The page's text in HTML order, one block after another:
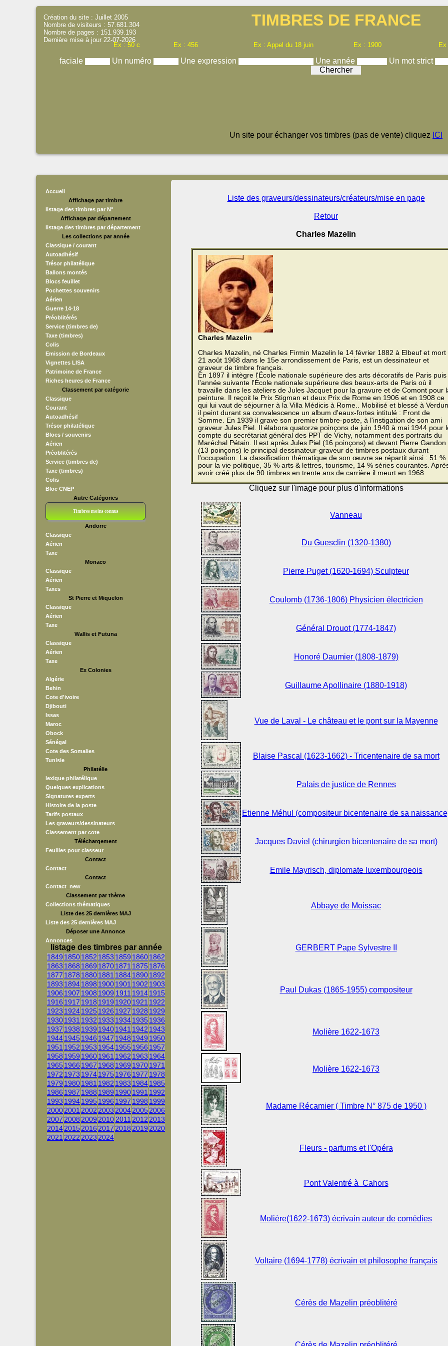
TIMBRES DE FRANCE
Ex : 50 c Ex : 456 Ex : Appel du 18 juin Ex : 1900
faciale Un numéro Une expression Une année Un mot strict
Création du site : Juillet 2005
Nombre de visiteurs : 57.681.304
Nombre de pages : 151.939.193
Dernière mise à jour 22-07-2026
Un site pour échanger vos timbres (pas de vente) cliquez ICI
Accueil
Affichage par timbre
listage des timbres par N°
Affichage par département
listage des timbres par département
Les collections par année
Classique / courant
Autoadhésif
Trésor philatélique
Ballons montés
Blocs feuillet
Pochettes souvenirs
Aérien
Guerre 14-18
Préoblitérés
Service (timbres de)
Taxe (timbres)
Colis
Emission de Bordeaux
Vignettes LISA
Patrimoine de France
Riches heures de France
Classement par catégorie
Classique
Courant
Autoadhésif
Trésor philatélique
Blocs / souvenirs
Aérien
Préoblitérés
Service (timbres de)
Taxe (timbres)
Colis
Bloc CNEP
Autre Catégories
Timbres moins connus
Andorre
Classique
Aérien
Taxe
Monaco
Classique
Aérien
Taxes
St Pierre et Miquelon
Classique
Aérien
Taxe
Wallis et Futuna
Classique
Aérien
Taxe
Ex Colonies
Algérie
Behin
Cote d'ivoire
Djibouti
Issas
Maroc
Obock
Sénégal
Cote des Somalies
Tunisie
Philatélie
lexique philatélique
Quelques explications
Signatures experts
Histoire de la poste
Tarifs postaux
Les graveurs/dessinateurs
Classement par cote
Téléchargement
Feuilles pour classeur
Contact
Contact
Contact
Contact_new
Classement par thème
Collections thématiques
Liste des 25 dernières MAJ
Liste des 25 dernières MAJ
Déposer une Annonce
Annonces
listage des timbres par année
1849 18501852 1853 1859 18601862
1863 1868 1869 18701871 1875 1876
1877 1878 18801881 188418901892
1893 18941898 19001901 1902 1903
1906 1907 1908 1909 1911 19141915
1916 1917 1918 1919 19201921 1922
1923 19241925 1926 1927 1928 1929
19301931 1932 1933 19341935 1936
1937 1938 1939 19401941 1942 1943
19441945 1946 1947 1948 1949 1950
1951 1952 1953 19541955 1956 1957
1958 1959 19601961 1962 1963 1964
1965 1966 1967 1968 1969 19701971
1972 1973 19741975 1976 1977 1978
1979 19801981 1982 1983 19841985
1986 1987 1988 1989 19901991 1992
1993 19941995 1996 1997 1998 1999
20002001 2002 2003 20042005 2006
2007 2008 2009 2010 2011 2012 2013
20142015 2016 2017 2018 2019 2020
2021 2022 2023 2024
Liste des graveurs/dessinateurs/créateurs/mise en page
Retour
Charles Mazelin
Charles Mazelin
Charles Mazelin, né Charles Firmin Mazelin le 14 février 1882 à Elbeuf et mort
21 août 1968 dans le 15e arrondissement de Paris, est un dessinateur et
graveur de timbre français.
En 1897 il intègre l'École nationale supérieure des arts décoratifs de Paris puis
l'année suivante l'École nationale supérieure des beaux-arts de Paris où il
travaille dans les ateliers de Jules Jacquet pour la gravure et de Comont pour
peinture. Il reçoit le Prix Stigman et deux Prix de Rome en 1906 et en 1908 ce
qui lui vaut de séjourner à la Villa Médicis à Rome.. Mobilisé et blessé à
il peint durant sa convalescence un album d'eaux-fortes intitulé : Front de
Somme. En 1939 il grave son premier timbre-poste, à l'instigation de son ami
graveur Jules Piel. Il élabora quatorze poinçons de juin 1940 à mai 1944 pour
compte du secrétariat général des PPT de Vichy, notamment des portraits du
Maréchal Pétain. Il est après Jules Piel (16 poinçons) et devant Pierre Gandon
(13 poinçons) le principal dessinateur-graveur de timbres postaux durant
l'occupation. La classification thématique de son œuvre se répartit ainsi : 51 %
pour la vie politique, 35 % arts & lettres, tourisme, 14 % séries courantes.
avoir créé plus de 90 timbres en trente ans de carrière il meurt en 1968
Cliquez sur l'image pour plus d'informations
Vanneau
Du Guesclin (1320-1380)
Pierre Puget (1620-1694) Sculpteur
Coulomb (1736-1806) Physicien électricien
Général Drouot (1774-1847)
Honoré Daumier (1808-1879)
Guillaume Apollinaire (1880-1918)
Vue de Laval - Le château et le pont sur la Mayenne
Blaise Pascal (1623-1662) - Tricentenaire de sa mort
Palais de justice de Rennes
Etienne Méhul (compositeur bicentenaire de sa
Jacques Daviel (chirurgien bicentenaire de sa mort)
Emile Mayrisch, diplomate luxembourgeois
Abbaye de Moissac
GERBERT Pape Sylvestre II
Paul Dukas (1865-1955) compositeur
Molière 1622-1673
Molière 1622-1673
Madame Récamier ( Timbre N° 875 de 1950 )
Fleurs - parfums et l'Opéra
Pont Valentré à Cahors
Molière(1622-1673) écrivain auteur de comédies
Voltaire (1694-1778) écrivain et philosophe français
Cérès de Mazelin préoblitéré